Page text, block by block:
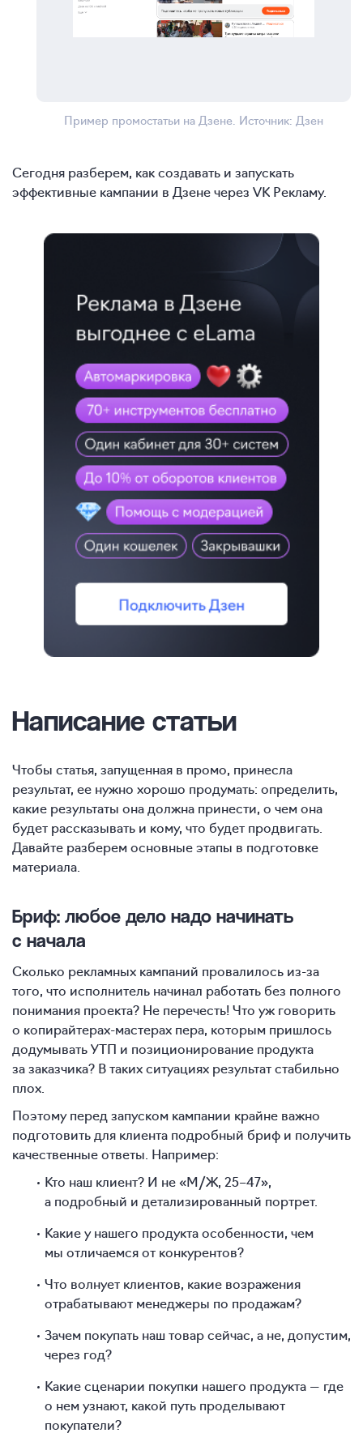
Пример промостатьи на Дзене. Источник: Дзен
Сегодня разберем, как создавать и запускать
эффективные кампании в Дзене через VK Рекламу.
Написание статьи
Чтобы статья, запущенная в промо, принесла
результат, ее нужно хорошо продумать: определить,
какие результаты она должна принести, о чем она
будет рассказывать и кому, что будет продвигать.
Давайте разберем основные этапы в подготовке
материала.
Бриф: любое дело надо начинать
с начала
Сколько рекламных кампаний провалилось из-за
того, что исполнитель начинал работать без полного
понимания проекта? Не перечесть! Что уж говорить
о копирайтерах-мастерах пера, которым пришлось
додумывать УТП и позиционирование продукта
за заказчика? В таких ситуациях результат стабильно
плох.
Поэтому перед запуском кампании крайне важно
подготовить для клиента подробный бриф и получить
качественные ответы. Например:
Кто наш клиент? И не «М/Ж, 25–47»,
а подробный и детализированный портрет.
Какие у нашего продукта особенности, чем
мы отличаемся от конкурентов?
Что волнует клиентов, какие возражения
отрабатывают менеджеры по продажам?
Зачем покупать наш товар сейчас, а не, допустим,
через год?
Какие сценарии покупки нашего продукта — где
о нем узнают, какой путь проделывают
покупатели?